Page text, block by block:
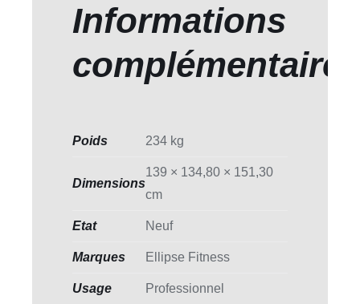
Informations
complémentaires
Poids 234 kg
Dimensions
139 × 134,80 × 151,30
cm
Etat Neuf
Marques Ellipse Fitness
Usage Professionnel